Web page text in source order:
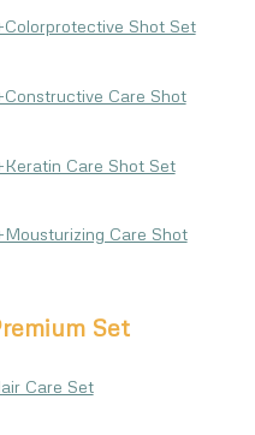
Shot Set
Care Shot
Care Shot Set
Care Shot
Set
Care Set